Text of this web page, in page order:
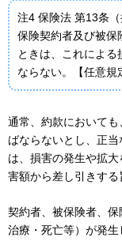
注4 保険法 第13条（
保険契約者及び被保
ときは、これによ
ならない。【任意規
通常、約款において
ばならないとし、正
は、損害の発生や拡
害額から差し引きする
契約者、被保険者、
治療・死亡等）が発